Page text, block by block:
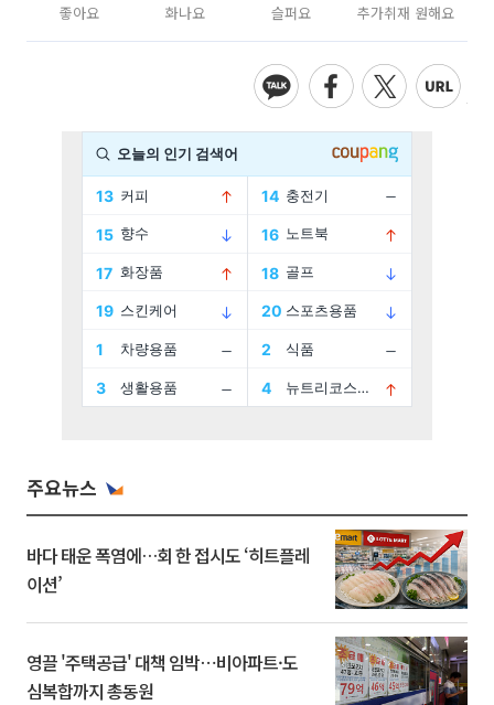
좋아요 화나요 슬퍼요 추가취재 원해요
주요뉴스
바다 태운 폭염에…회 한 접시도 ‘히트플레
이션’
영끌 '주택공급' 대책 임박⋯비아파트·도
심복합까지 총동원